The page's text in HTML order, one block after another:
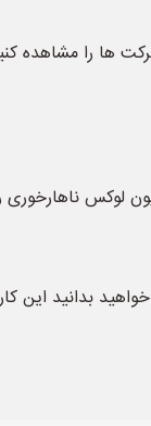
ها را مشاهده
لوکس ناهارخوری
بدانید این